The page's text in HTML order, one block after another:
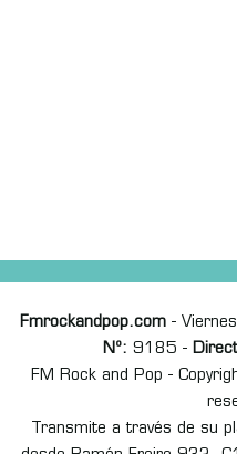
Fmrockandpop.com-
Nº: 9185 -
FM Rock and Pop -
Transmite a través de su